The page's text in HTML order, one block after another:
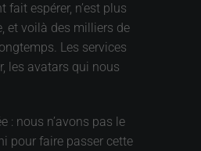
fait espérer, n’est plus
et voilà des milliers de
Les services
les avatars qui nous
: nous n’avons pas le
pour faire passer cette